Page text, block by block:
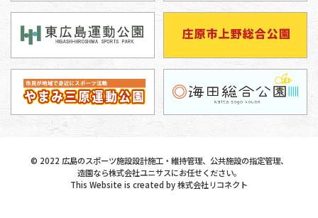
© 2022 広島のスポーツ施設設計施工・維持管理、公共施設の指定管理、
造園なら株式会社ユニサスにお任せください。
This Website is created by株式会社リコネクト